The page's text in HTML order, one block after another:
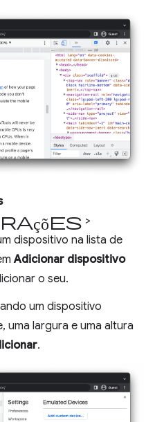
>
dispositivo na lista de
Adicionar dispositivo
o seu.
um dispositivo
uma largura e uma altura
.